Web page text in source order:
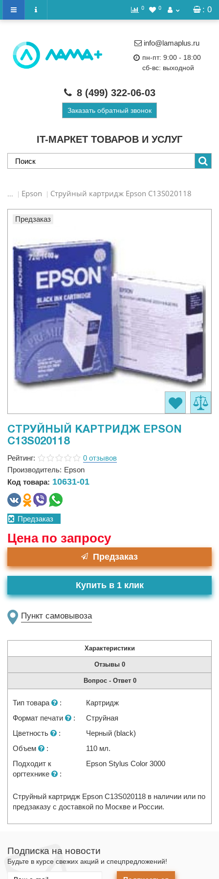
: 0
0 0
IT-МАРКЕТ ТОВАРОВ И УСЛУГ
info@lamaplus.ru
пн-пт: 9:00 - 18:00
сб-вс: выходной
8 (499) 322-06-03
Заказать обратный звонок
... Epson Струйный картридж Epson C13S020118
Предзаказ
СТРУЙНЫЙ КАРТРИДЖ EPSON
C13S020118
Рейтинг:
0 отзывов
Производитель: Epson
Код товара: 10631-01
Предзаказ
Цена по запросу
Предзаказ
Пункт самовывоза
Купить в 1 клик
Характеристики
Отзывы 0
Вопрос - Ответ 0
Тип товара :
Картридж
Формат печати
:
Струйная
Цветность
:
Черный (black)
Объем
:
110 мл.
Подходит к
оргтехнике
:
Epson Stylus Color 3000
Струйный картридж Epson C13S020118 в наличии или по
предзаказу с доставкой по Москве и России.
Подписка на новости
Будьте в курсе свежих акций и спецпредложений!